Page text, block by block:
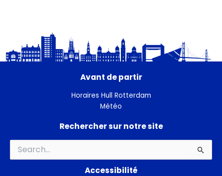
Avant de partir
Horaires Hull Rotterdam
Météo
Rechercher sur notre site
Rechercher :
Accessibilité